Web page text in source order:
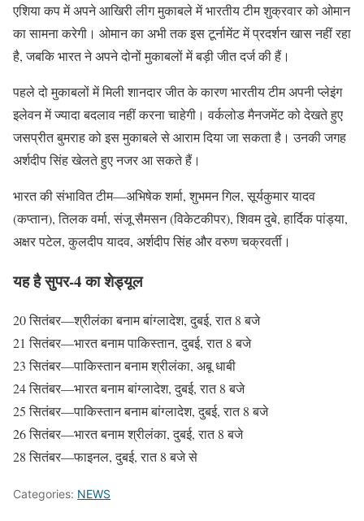
एशिया कप में अपने आखिरी लीग मुकाबले में भारतीय टीम शुक्रवार को ओमान
का सामना करेगी। ओमान का अभी तक इस टूर्नामेंट में प्रदर्शन खास नहीं रहा
है, जबकि भारत ने अपने दोनों मुकाबलों में बड़ी जीत दर्ज की हैं।
पहले दो मुकाबलों में मिली शानदार जीत के कारण भारतीय टीम अपनी प्लेइंग
इलेवन में ज्यादा बदलाव नहीं करना चाहेगी। वर्कलोड मैनजमेंट को देखते हुए
जसप्रीत बुमराह को इस मुकाबले से आराम दिया जा सकता है। उनकी जगह
अर्शदीप सिंह खेलते हुए नजर आ सकते हैं।
भारत की संभावित टीम—अभिषेक शर्मा, शुभमन गिल, सूर्यकुमार यादव
(कप्तान), तिलक वर्मा, संजू सैमसन (विकेटकीपर), शिवम दुबे, हार्दिक पांड्या,
अक्षर पटेल, कुलदीप यादव, अर्शदीप सिंह और वरुण चक्रवर्ती।
यह है सुपर-4 का शेड्यूल
20 सितंबर—श्रीलंका बनाम बांग्लादेश, दुबई, रात 8 बजे
21 सितंबर—भारत बनाम पाकिस्तान, दुबई, रात 8 बजे
23 सितंबर—पाकिस्तान बनाम श्रीलंका, अबू धाबी
24 सितंबर—भारत बनाम बांग्लादेश, दुबई, रात 8 बजे
25 सितंबर—पाकिस्तान बनाम बांग्लादेश, दुबई, रात 8 बजे
26 सितंबर—भारत बनाम श्रीलंका, दुबई, रात 8 बजे
28 सितंबर—फाइनल, दुबई, रात 8 बजे से
Categories: NEWS